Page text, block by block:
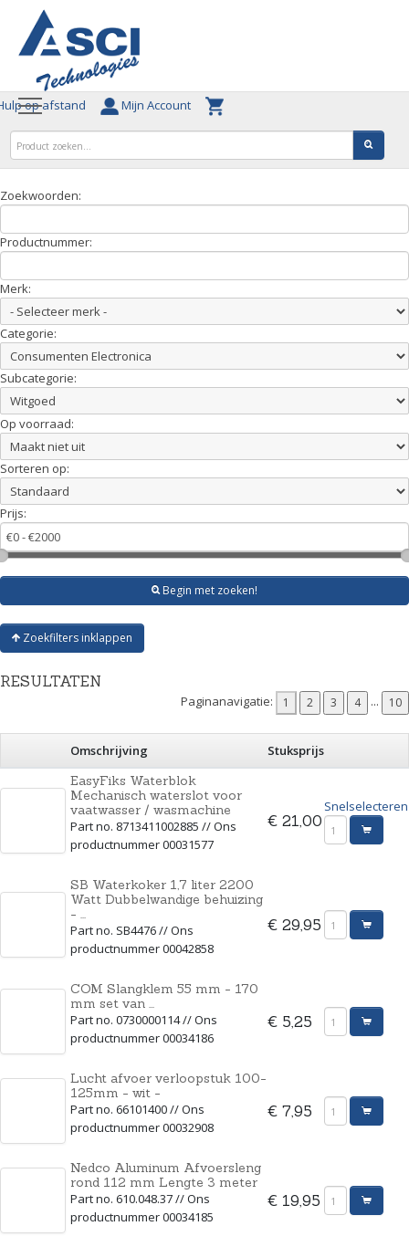
op afstand Mijn Account
Zoekwoorden:
Productnummer:
Merk:
Categorie:
Subcategorie:
Op voorraad:
Sorteren op:
Prijs:
Begin met zoeken!
Zoekfilters inklappen
RESULTATEN
Paginanavigatie: ...
Omschrijving
Stuksprijs
EasyFiks Waterblok
Mechanisch waterslot voor
vaatwasser / wasmachine
Part no. 8713411002885 // Ons
productnummer 00031577
€ 21,00
Snelselecteren
SB Waterkoker 1,7 liter 2200
Watt Dubbelwandige behuizing
- ...
Part no. SB4476 // Ons
productnummer 00042858
€ 29,95
COM Slangklem 55 mm - 170
mm set van ...
Part no. 0730000114 // Ons
productnummer 00034186
€ 5,25
Lucht afvoer verloopstuk 100-
125mm - wit -
Part no. 66101400 // Ons
productnummer 00032908
€ 7,95
Nedco Aluminum Afvoersleng
rond 112 mm Lengte 3 meter
Part no. 610.048.37 // Ons
productnummer 00034185
€ 19,95